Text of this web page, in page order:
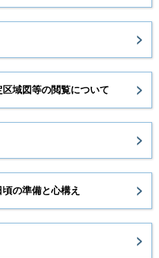
区域図等の閲覧について
の準備と心構え